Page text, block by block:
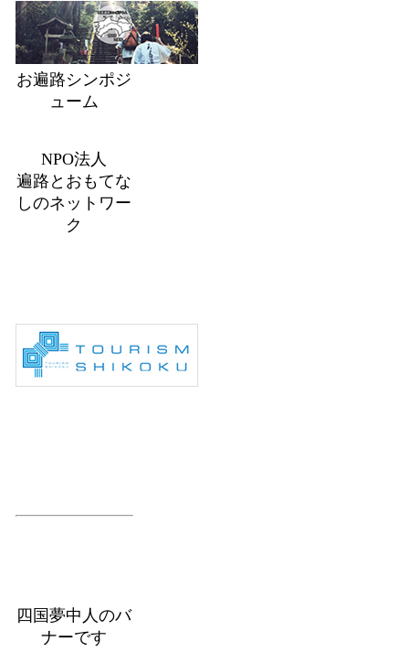
お遍路シンポジ
ューム
NPO法人
遍路とおもてな
しのネットワー
ク
四国夢中人のバ
ナーです